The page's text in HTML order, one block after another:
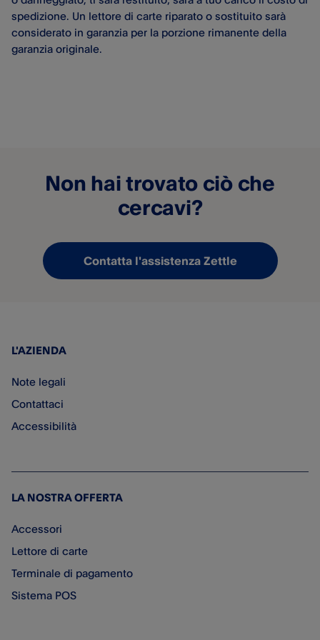
spedizione. Un lettore di carte riparato o sostituito sarà
considerato in garanzia per la porzione rimanente della
garanzia originale.
Non hai trovato ciò che
cercavi?
Contatta l'assistenza Zettle
L'AZIENDA
Note legali
Contattaci
Accessibilità
LA NOSTRA OFFERTA
Accessori
Lettore di carte
Terminale di pagamento
Sistema POS